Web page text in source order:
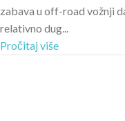
zabava u off-road vožnji
relativno dug...
Pročitaj više